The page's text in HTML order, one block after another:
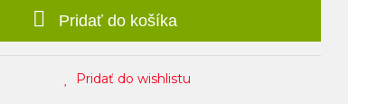
Pridať do košíka
Pridať do wishlistu